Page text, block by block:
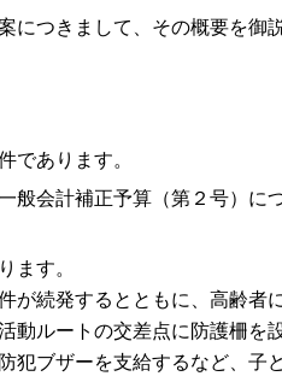
つきまして、その概要を御
ります。
会計補正予算（第２号）に
ます。
続発するとともに、高齢者
動ルートの交差点に防護柵を
犯ブザーを支給するなど、子